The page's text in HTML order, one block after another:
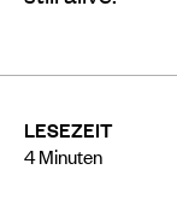
LESEZEIT
4Minuten